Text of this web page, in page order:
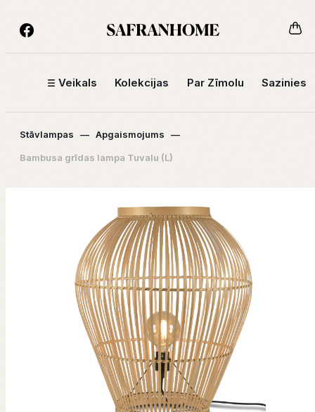
Veikals Kolekcijas Par Zīmolu Sazinies
Stāvlampas — Apgaismojums —
Bambusa grīdas lampa Tuvalu (L)